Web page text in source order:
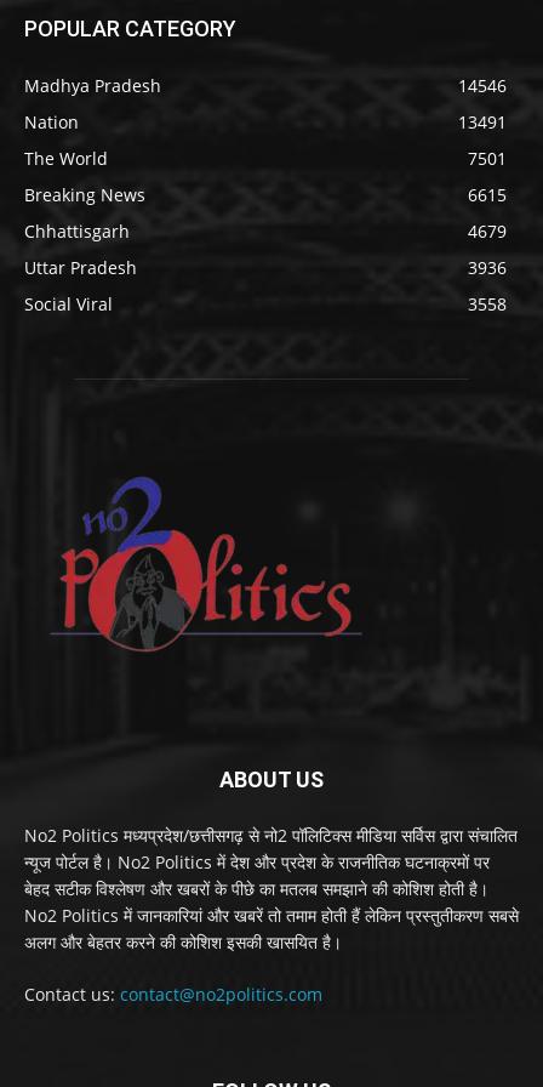
POPULAR CATEGORY
Madhya Pradesh
14546
Nation
13491
The World
7501
Breaking News
6615
Chhattisgarh
4679
Uttar Pradesh
3936
Social Viral
3558
ABOUT US
No2 Politics मध्यप्रदेश/छत्तीसगढ़ से नो2 पॉलिटिक्स मीडिया सर्विस द्वारा संचालित
न्यूज पोर्टल है। No2 Politics में देश और प्रदेश के राजनीतिक घटनाक्रमों पर
बेहद सटीक विश्लेषण और खबरों के पीछे का मतलब समझाने की कोशिश होती है।
No2 Politics में जानकारियां और खबरें तो तमाम होती हैं लेकिन प्रस्तुतीकरण सबसे
अलग और बेहतर करने की कोशिश इसकी खासयित है।
Contact us: contact@no2politics.com